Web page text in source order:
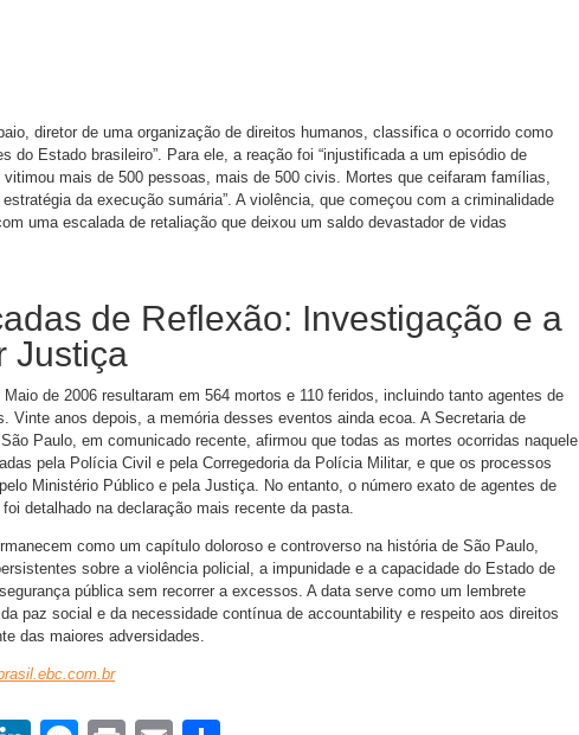
diretor de uma organização de direitos humanos, classifica o ocorrido como
do Estado brasileiro”. Para ele, a reação foi “injustificada a um episódio de
vitimou mais de 500 pessoas, mais de 500 civis. Mortes que ceifaram famílias,
da execução sumária”. A violência, que começou com a criminalidade
uma escalada de retaliação que deixou um saldo devastador de vidas
de Reflexão: Investigação e a
Justiça
de 2006 resultaram em 564 mortos e 110 feridos, incluindo tanto agentes de
Vinte anos depois, a memória desses eventos ainda ecoa. A Secretaria de
Paulo, em comunicado recente, afirmou que todas as mortes ocorridas naquele
pela Polícia Civil e pela Corregedoria da Polícia Militar, e que os processos
Ministério Público e pela Justiça. No entanto, o número exato de agentes de
detalhado na declaração mais recente da pasta.
como um capítulo doloroso e controverso na história de São Paulo,
sobre a violência policial, a impunidade e a capacidade do Estado de
pública sem recorrer a excessos. A data serve como um lembrete
paz social e da necessidade contínua de accountability e respeito aos direitos
das maiores adversidades.